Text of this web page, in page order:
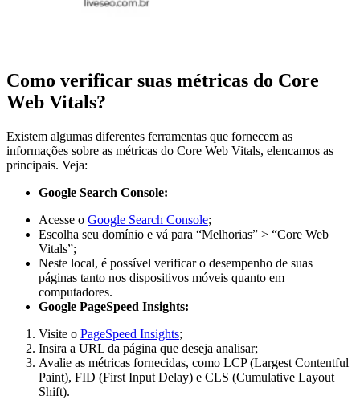
Como verificar suas métricas do Core
Web Vitals?
Existem algumas diferentes ferramentas que fornecem as
informações sobre as métricas do Core Web Vitals, elencamos as
principais. Veja:
Google Search Console:
Acesse o Google Search Console;
Escolha seu domínio e vá para “Melhorias” > “Core Web
Vitals”;
Neste local, é possível verificar o desempenho de suas
páginas tanto nos dispositivos móveis quanto em
computadores.
Google PageSpeed Insights:
Visite o PageSpeed Insights;
Insira a URL da página que deseja analisar;
Avalie as métricas fornecidas, como LCP (Largest Contentful
Paint), FID (First Input Delay) e CLS (Cumulative Layout
Shift).